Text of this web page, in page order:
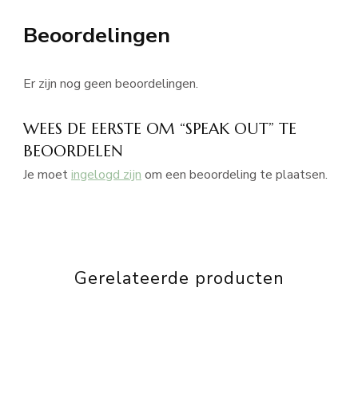
Beoordelingen
Er zijn nog geen beoordelingen.
WEES DE EERSTE OM “SPEAK OUT” TE
BEOORDELEN
Je moetingelogd zijn om een beoordeling te plaatsen.
Gerelateerde producten